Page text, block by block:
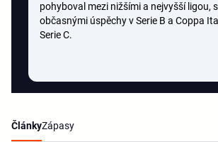
pohyboval mezi nižšími a nejvyšší ligou, s
občasnými úspěchy v Serie B a Coppa
Serie C.
ČlánkyZápasy